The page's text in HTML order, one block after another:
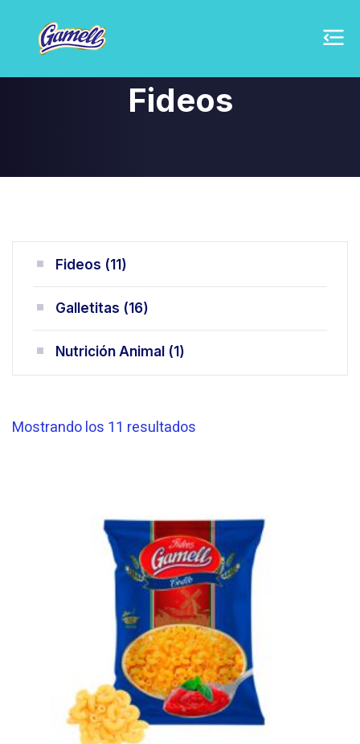
Fideos
Fideos 1111
productos
Galletitas
1616
productos
Nutrición Animal
11
producto
Mostrando los 11 resultados